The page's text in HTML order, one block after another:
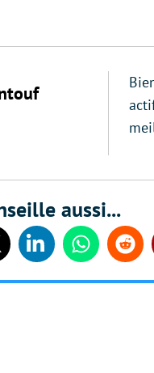
aussi...
LinkedinWhatsapp